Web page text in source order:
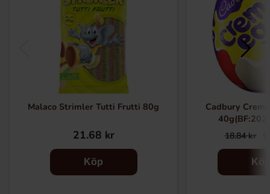
Malaco Strimler Tutti Frutti 80g
21.68 kr
Köp
Cadbury
18.84 kr
Köp